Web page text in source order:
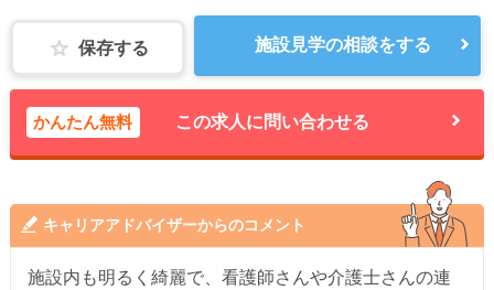
保存する 施設見学の相談をする
かんたん無料 この求人に問い合わせる
キャリアアドバイザーからのコメント
施設内も明るく綺麗で、看護師さんや介護士さんの連